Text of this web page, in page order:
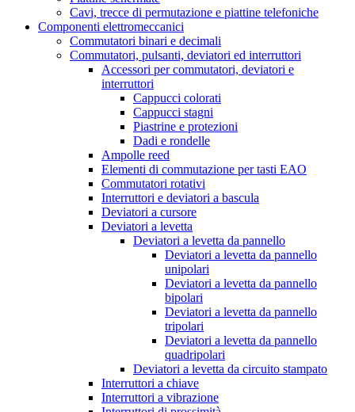
Cavi, trecce di permutazione e piattine telefoniche
Componenti elettromeccanici
Commutatori binari e decimali
Commutatori, pulsanti, deviatori ed interruttori
Accessori per commutatori, deviatori e
interruttori
Cappucci colorati
Cappucci stagni
Piastrine e protezioni
Dadi e rondelle
Ampolle reed
Elementi di commutazione per tasti EAO
Commutatori rotativi
Interruttori e deviatori a bascula
Deviatori a cursore
Deviatori a levetta
Deviatori a levetta da pannello
Deviatori a levetta da pannello
unipolari
Deviatori a levetta da pannello
bipolari
Deviatori a levetta da pannello
tripolari
Deviatori a levetta da pannello
quadripolari
Deviatori a levetta da circuito stampato
Interruttori a chiave
Interruttori a vibrazione